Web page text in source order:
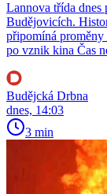
Lannova třída dnes
Budějovicích.
připomíná
po vznik kina Čas
Budějcká Drbna
dnes, 14:03
3 min